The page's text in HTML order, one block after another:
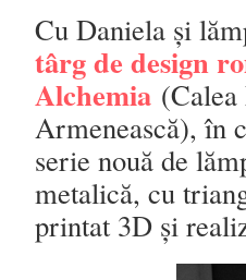
Cu Daniela și
târg de design
Alchemia
Armenească), în
serie nouă de
metalică, cu
printat 3D și